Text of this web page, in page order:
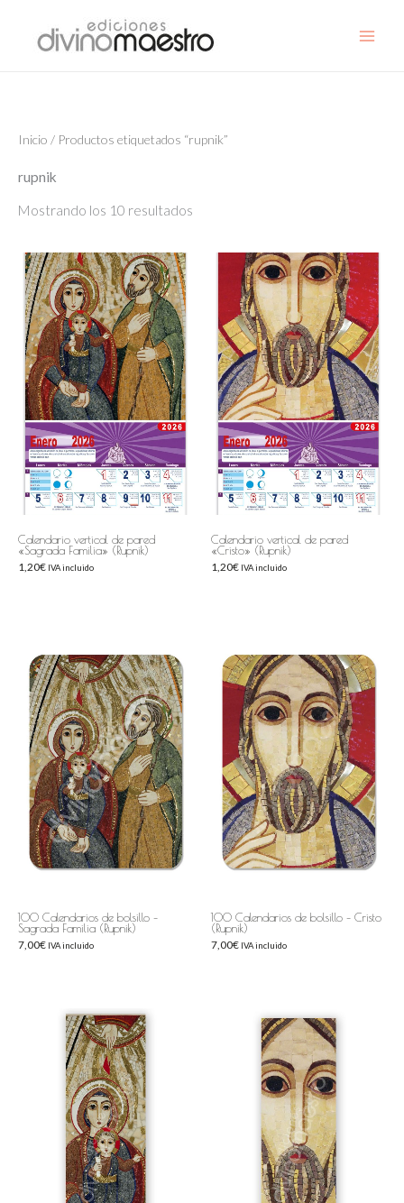
Inicio / Productos etiquetados “rupnik”
rupnik
Mostrando los 10 resultados
Calendario vertical de pared
«Sagrada Familia» (Rupnik)
1,20€ IVA incluido
Calendario vertical de pared
«Cristo» (Rupnik)
1,20€ IVA incluido
100 Calendarios de bolsillo –
Sagrada Familia (Rupnik)
7,00€ IVA incluido
100 Calendarios de bolsillo – Cristo
(Rupnik)
7,00€ IVA incluido